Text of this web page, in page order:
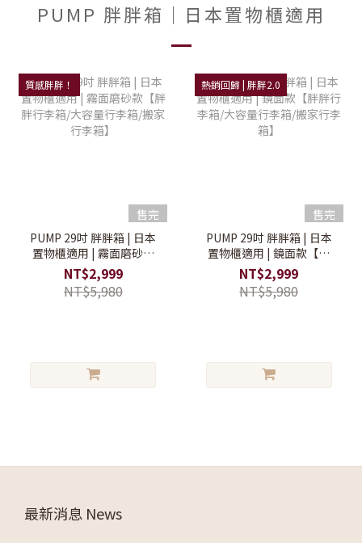
PUMP 胖胖箱｜日本置物櫃適用
質感胖胖！
售完
PUMP 29吋 胖胖箱 | 日本
置物櫃適用 | 霧面磨砂款
【胖胖行李箱/大容量行李
箱/搬家行李箱】
NT$2,999
NT$5,980
熱銷回歸 | 胖胖2.0
售完
PUMP 29吋 胖胖箱 | 日本
置物櫃適用 | 鏡面款【胖
胖行李箱/大容量行李箱/搬
家行李箱】
NT$2,999
NT$5,980
最新消息 News